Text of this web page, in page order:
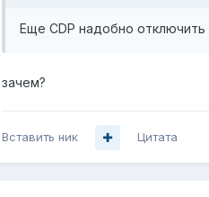
Еще CDP надобно отключить
зачем?
Вставить ник Цитата